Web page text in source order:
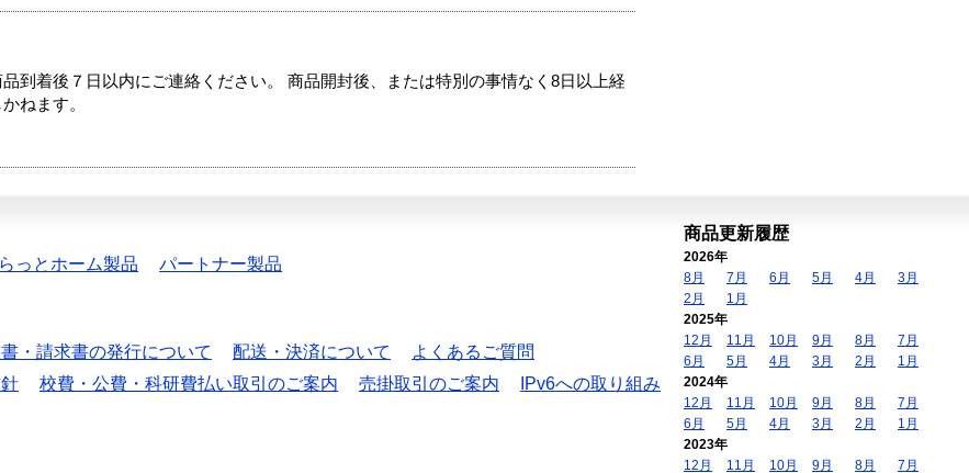
到着後７日以内にご連絡ください。 商品開封後、または特別の事情なく8日以上経
ねます。
っとホーム製品 パートナー製品
・請求書の発行について 配送・決済について
よくあるご質問
校費・公費・科研費払い取引のご案内 売掛取引のご案内
IPv6への取り組み
商品更新履歴
2026年
8月
7月 6月 5月 4月
3月
2月
1月
2025年
12月
11月 10月 9月 8月
7月
6月
5月 4月 3月 2月
1月
2024年
12月
11月 10月 9月 8月
7月
6月
5月 4月 3月 2月
1月
2023年
12月
11月 10月 9月 8月 7月